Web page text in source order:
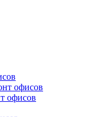
офисов
офисов